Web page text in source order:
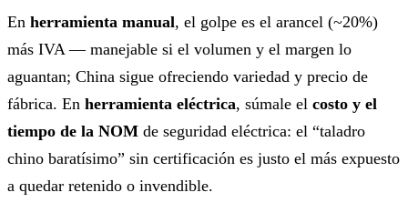
En herramienta manual, el golpe es el arancel (~20%)
más IVA — manejable si el volumen y el margen lo
aguantan; China sigue ofreciendo variedad y precio de
fábrica. En herramienta eléctrica, súmale el costo y el
tiempo de la NOM de seguridad eléctrica: el “taladro
chino baratísimo” sin certificación es justo el más expuesto
a quedar retenido o invendible.